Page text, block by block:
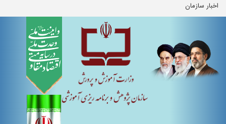
اخبار سازمان